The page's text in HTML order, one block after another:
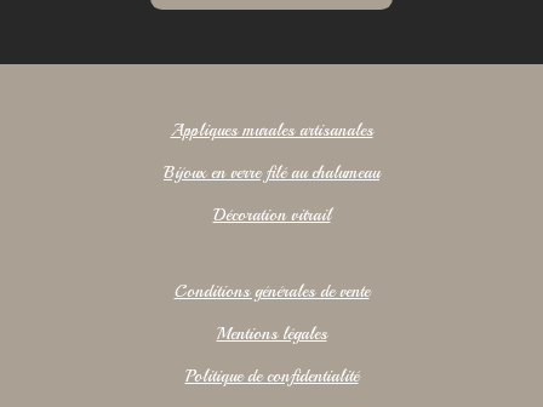
Appliques murales artisanales
Bijoux en verre filé au chalumeau
Décoration vitrail
Conditions générales de vente
Mentions légales
Politique de confidentialité